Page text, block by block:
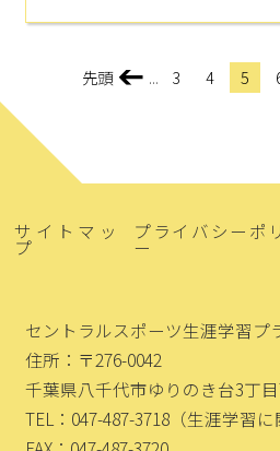
先頭
< ... 3 4 5
サイトマッ
プ
プライバシーポ
ー
セントラルスポーツ生涯学習プ
住所：〒276-0042
千葉県八千代市ゆりのき台3丁
TEL：047-487-3718 （生涯学習